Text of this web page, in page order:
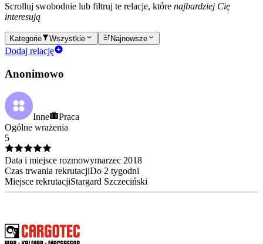
Scrolluj swobodnie lub filtruj te relacje, które najbardziej Cię
interesują
Kategorie Wszystkie Najnowsze
Dodaj relację
Anonimowo
Inne
Praca
Ogólne wrażenia
5
Data i miejsce rozmowymarzec 2018
Czas trwania rekrutacjiDo 2 tygodni
Miejsce rekrutacjiStargard Szczeciński